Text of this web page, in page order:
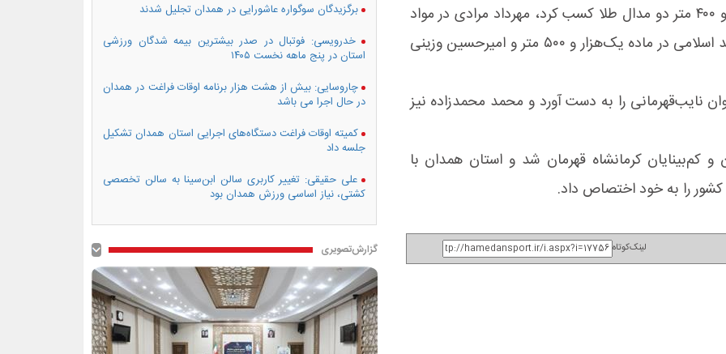
در این مسابقات، وحید علی‌نجیمی در مواد ۱۰۰ و ۴۰۰ متر دو مدال طلا کسب کرد، مهرداد مرادی در مواد
۱۰۰ و ۴۰۰ متر به دو مدال نقره دست یافت، حمید اسلامی در ماده یک‌هزار و ۵۰۰ متر و امیرحسین وزینی
نایب‌قهرمانی را به دست آورد و محمد محمدزاده نیز
و کم‌بینایان کرمانشاه قهرمان شد و استان همدان با
را به خود اختصاص داد.
لینک‌کوتاه
برگزیدگان سوگواره عاشورایی در همدان تجلیل شدند
خدرویسی: فوتبال در صدر بیشترین بیمه شدگان ورزشی
استان در پنج ماهه نخست ۱۴۰۵
چاروسایی: بیش از هشت هزار برنامه اوقات فراغت در همدان
در حال اجرا می باشد
کمیته اوقات فراغت دستگاه‌های اجرایی استان همدان تشکیل
جلسه داد
علی حقیقی: تغییر کاربری سالن ابن‌سینا به سالن تخصصی
کشتی، نیاز اساسی ورزش همدان بود
گزارش‌تصویری